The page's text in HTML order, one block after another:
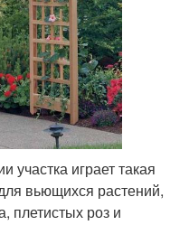
играет такая
вьющихся растений,
плетистых роз и